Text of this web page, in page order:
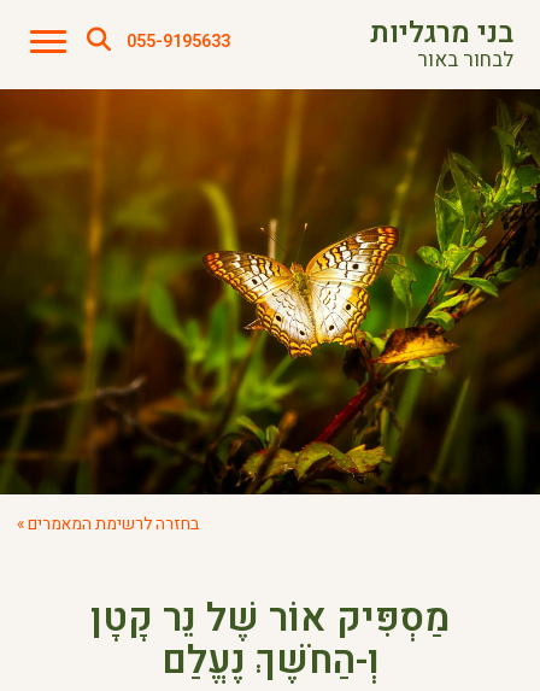
בני מרגליות
לבחור באור
055-9195633
בחזרה לרשימת המאמרים »
מַסְפִּיק אוֹר שֶׁל נֵר קָטָן
וְ-הַחֹשֶׁךְ נֶעֱלַם